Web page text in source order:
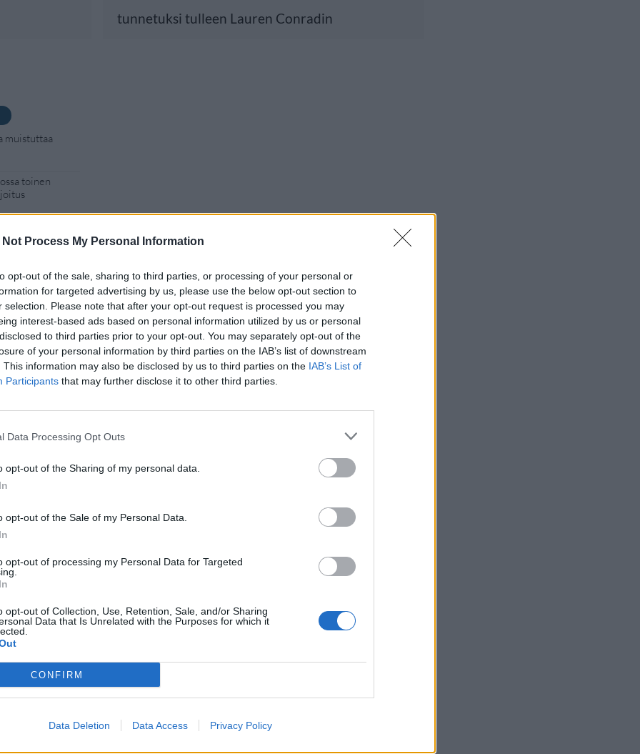
Not Process My Personal Information
opt-out of the sale, sharing to third parties, or processing of your personal or
for targeted advertising by us, please use the below opt-out section to
selection. Please note that after your opt-out request is processed you may
interest-based ads based on personal information utilized by us or personal
to third parties prior to your opt-out. You may separately opt-out of the
of your personal information by third parties on the IAB’s list of downstream
This information may also be disclosed by us to third parties on the IAB’s List of
Participants that may further disclose it to other third parties.
Data Processing Opt Outs
opt-out of the Sharing of my personal data.
opt-out of the Sale of my Personal Data.
opt-out of processing my Personal Data for Targeted
opt-out of Collection, Use, Retention, Sale, and/or Sharing
Data that Is Unrelated with the Purposes for which it
CONFIRM
Data Deletion Data Access Privacy Policy
tunnetuksi tulleen Lauren Conradin
muistuttaa
toinen
vuoksi
-näytöksessä
Lauren Conrad kurpitsaostoksilla –